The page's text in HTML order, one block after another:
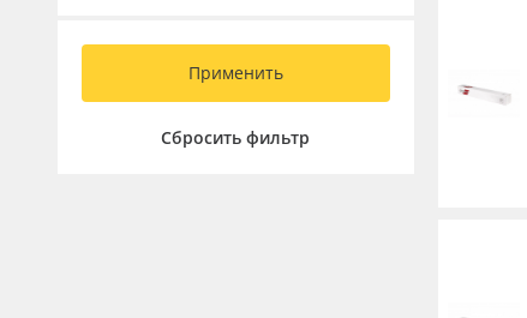
Применить
Сбросить фильтр